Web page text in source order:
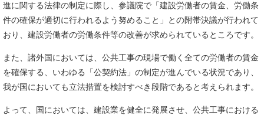
進に関する法律の制定に際し、参議院で「建設労働者の賃金、労働条
件の確保が適切に行われるよう努めること」との附帯決議が行われて
おり、建設労働者の労働条件等の改善が求められているところです。
また、諸外国においては、公共工事の現場で働く全ての労働者の賃金
を確保する、いわゆる「公契約法」の制定が進んでいる状況であり、
我が国においても立法措置を検討すべき段階であると考えられます。
よって、国においては、建設業を健全に発展させ、公共工事における